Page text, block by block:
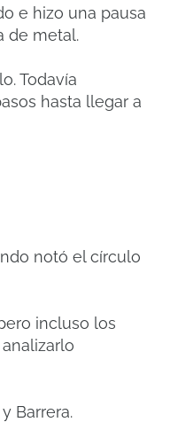
e hizo una pausa
de metal.
Todavía
hasta llegar a
notó el círculo
incluso los
Barrera.